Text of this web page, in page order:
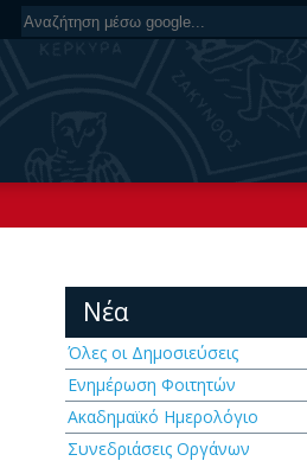
Νέα
Όλες οι Δημοσιεύσεις
Ενημέρωση Φοιτητών
Ακαδημαϊκό Ημερολόγιο
Συνεδριάσεις Οργάνων